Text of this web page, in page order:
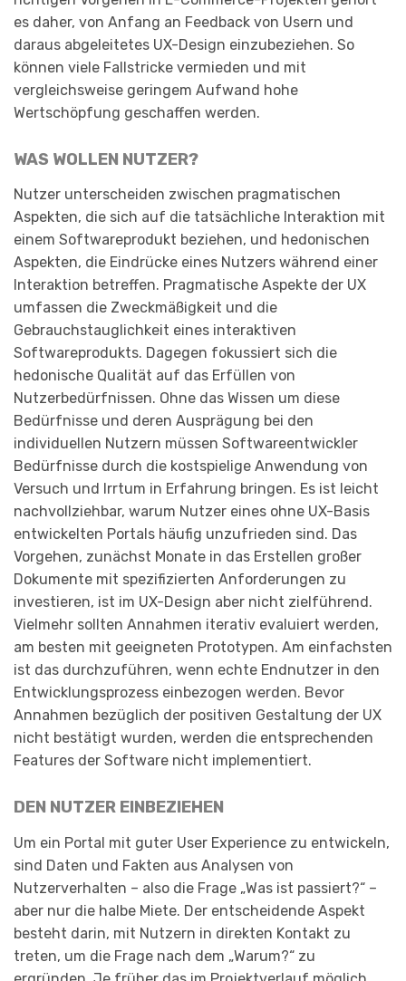
es daher, von Anfang an Feedback von Usern und
daraus abgeleitetes UX-Design einzubeziehen. So
können viele Fallstricke vermieden und mit
vergleichsweise geringem Aufwand hohe
Wertschöpfung geschaffen werden.
WAS WOLLEN NUTZER?
Nutzer unterscheiden zwischen pragmatischen
Aspekten, die sich auf die tatsächliche Interaktion mit
einem Softwareprodukt beziehen, und hedonischen
Aspekten, die Eindrücke eines Nutzers während einer
Interaktion betreffen. Pragmatische Aspekte der UX
umfassen die Zweckmäßigkeit und die
Gebrauchstauglichkeit eines interaktiven
Softwareprodukts. Dagegen fokussiert sich die
hedonische Qualität auf das Erfüllen von
Nutzerbedürfnissen. Ohne das Wissen um diese
Bedürfnisse und deren Ausprägung bei den
individuellen Nutzern müssen Softwareentwickler
Bedürfnisse durch die kostspielige Anwendung von
Versuch und Irrtum in Erfahrung bringen. Es ist leicht
nachvollziehbar, warum Nutzer eines ohne UX-Basis
entwickelten Portals häufig unzufrieden sind. Das
Vorgehen, zunächst Monate in das Erstellen großer
Dokumente mit spezifizierten Anforderungen zu
investieren, ist im UX-Design aber nicht zielführend.
Vielmehr sollten Annahmen iterativ evaluiert werden,
am besten mit geeigneten Prototypen. Am einfachsten
ist das durchzuführen, wenn echte Endnutzer in den
Entwicklungsprozess einbezogen werden. Bevor
Annahmen bezüglich der positiven Gestaltung der UX
nicht bestätigt wurden, werden die entsprechenden
Features der Software nicht implementiert.
DEN NUTZER EINBEZIEHEN
Um ein Portal mit guter User Experience zu entwickeln,
sind Daten und Fakten aus Analysen von
Nutzerverhalten – also die Frage „Was ist passiert?“ –
aber nur die halbe Miete. Der entscheidende Aspekt
besteht darin, mit Nutzern in direkten Kontakt zu
treten, um die Frage nach dem „Warum?“ zu